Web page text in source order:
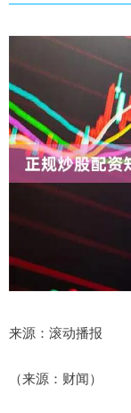
来源：滚动播报
（来源：财闻）